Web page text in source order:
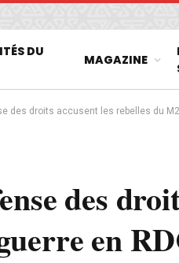
DU
MAGAZINE
des droits accusent les rebelles du
des
en